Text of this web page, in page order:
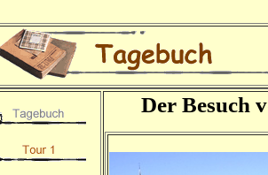
Der Besuch